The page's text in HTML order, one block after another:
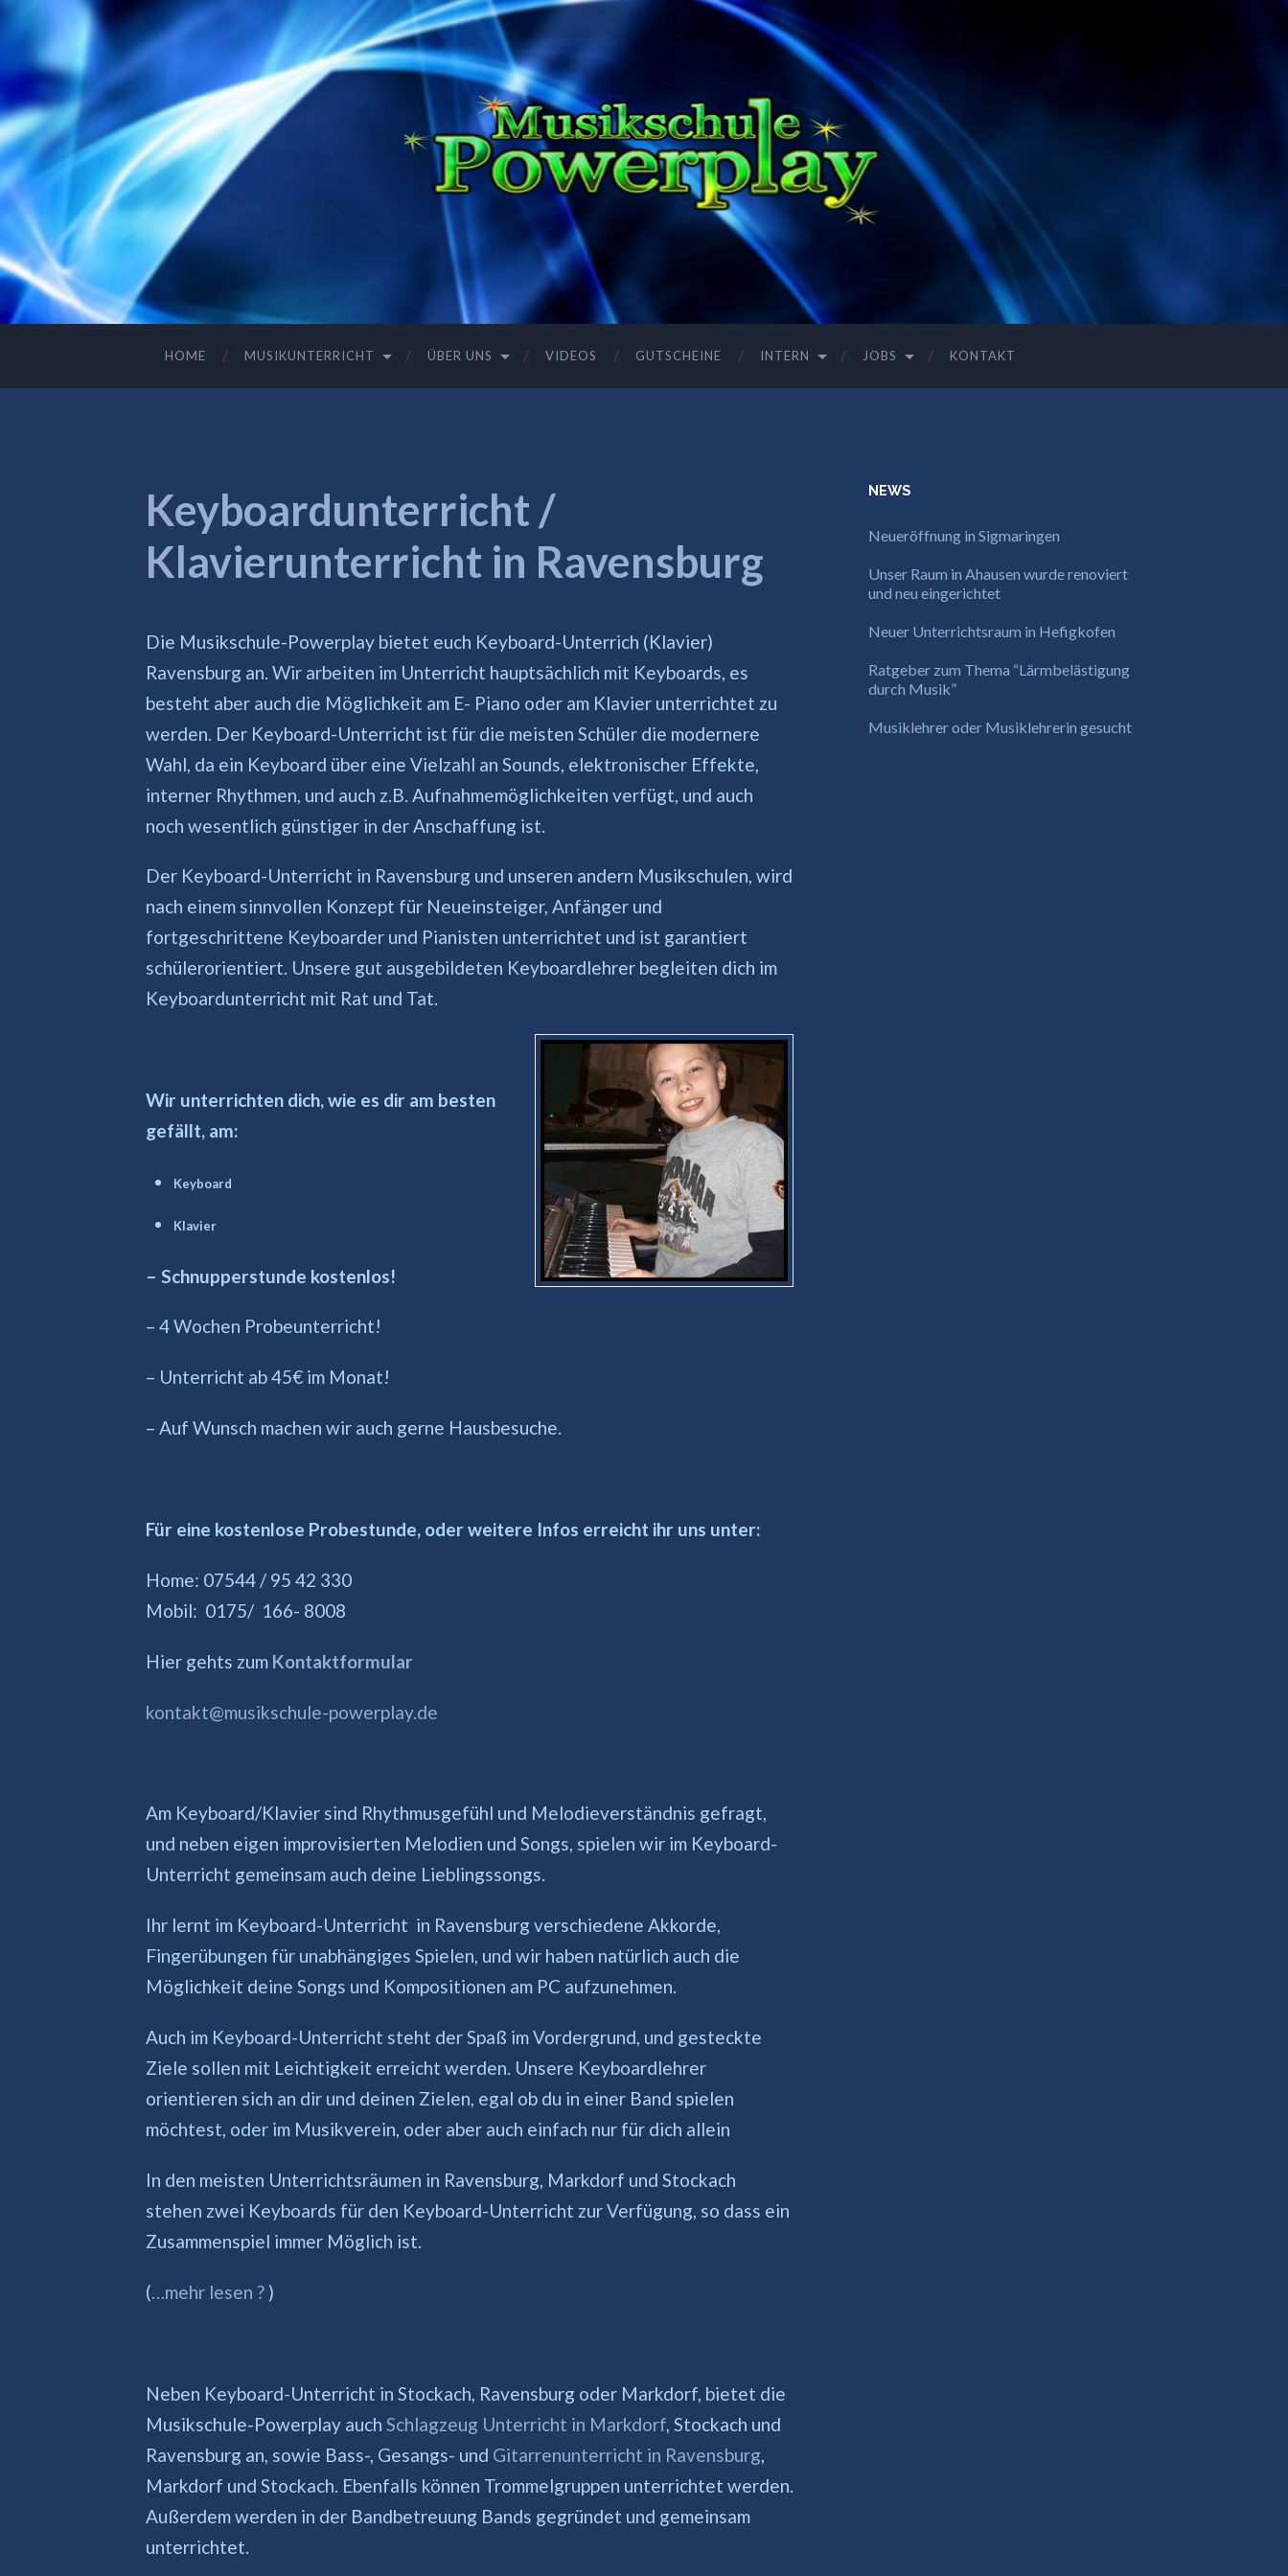
HOME MUSIKUNTERRICHT ÜBER UNS VIDEOS GUTSCHEINE INTERN JOBS KONTAKT
Keyboardunterricht /
Klavierunterricht in Ravensburg
Die Musikschule-Powerplay bietet euch Keyboard-Unterrich (Klavier)
Ravensburg an. Wir arbeiten im Unterricht hauptsächlich mit Keyboards, es
besteht aber auch die Möglichkeit am E- Piano oder am Klavier unterrichtet zu
werden. Der Keyboard-Unterricht ist für die meisten Schüler die modernere
Wahl, da ein Keyboard über eine Vielzahl an Sounds, elektronischer Effekte,
interner Rhythmen, und auch z.B. Aufnahmemöglichkeiten verfügt, und auch
noch wesentlich günstiger in der Anschaffung ist.
Der Keyboard-Unterricht in Ravensburg und unseren andern Musikschulen, wird
nach einem sinnvollen Konzept für Neueinsteiger, Anfänger und
fortgeschrittene Keyboarder und Pianisten unterrichtet und ist garantiert
schülerorientiert. Unsere gut ausgebildeten Keyboardlehrer begleiten dich im
Keyboardunterricht mit Rat und Tat.
Wir unterrichten dich, wie es dir am besten
gefällt, am:
Keyboard
Klavier
– Schnupperstunde kostenlos!
– 4 Wochen Probeunterricht!
– Unterricht ab 45€ im Monat!
– Auf Wunsch machen wir auch gerne Hausbesuche.
Für eine kostenlose Probestunde, oder weitere Infos erreicht ihr uns unter:
Home: 07544 / 95 42 330
Mobil: 0175/ 166- 8008
Hier gehts zum Kontaktformular
kontakt@musikschule-powerplay.de
Am Keyboard/Klavier sind Rhythmusgefühl und Melodieverständnis gefragt,
und neben eigen improvisierten Melodien und Songs, spielen wir im Keyboard-
Unterricht gemeinsam auch deine Lieblingssongs.
Ihr lernt im Keyboard-Unterricht in Ravensburg verschiedene Akkorde,
Fingerübungen für unabhängiges Spielen, und wir haben natürlich auch die
Möglichkeit deine Songs und Kompositionen am PC aufzunehmen.
Auch im Keyboard-Unterricht steht der Spaß im Vordergrund, und gesteckte
Ziele sollen mit Leichtigkeit erreicht werden. Unsere Keyboardlehrer
orientieren sich an dir und deinen Zielen, egal ob du in einer Band spielen
möchtest, oder im Musikverein, oder aber auch einfach nur für dich allein
In den meisten Unterrichtsräumen in Ravensburg, Markdorf und Stockach
stehen zwei Keyboards für den Keyboard-Unterricht zur Verfügung, so dass ein
Zusammenspiel immer Möglich ist.
(…mehr lesen ? )
Neben Keyboard-Unterricht in Stockach, Ravensburg oder Markdorf, bietet die
Musikschule-Powerplay auch Schlagzeug Unterricht in Markdorf, Stockach und
Ravensburg an, sowie Bass-, Gesangs- und Gitarrenunterricht in Ravensburg,
Markdorf und Stockach. Ebenfalls können Trommelgruppen unterrichtet werden.
Außerdem werden in der Bandbetreuung Bands gegründet und gemeinsam
unterrichtet.
NEWS
Neueröffnung in Sigmaringen
Unser Raum in Ahausen wurde renoviert
und neu eingerichtet
Neuer Unterrichtsraum in Hefigkofen
Ratgeber zum Thema “Lärmbelästigung
durch Musik”
Musiklehrer oder Musiklehrerin gesucht